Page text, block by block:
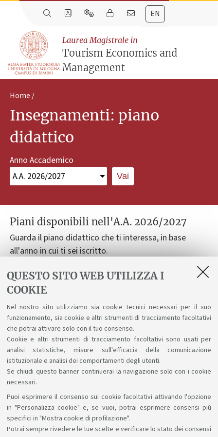
QUESTO SITO WEB UTILIZZA I
COOKIE
Nel nostro sito utilizziamo sia cookie tecnici necessari per il suo
funzionamento, sia cookie e altri strumenti di tracciamento facoltativi
che potrai attivare solo con il tuo consenso.
Cookie e altri strumenti di tracciamento facoltativi sono usati per
analisi statistiche, misure sull'efficacia della comunicazione
istituzionale e analisi dei comportamenti degli utenti.
Se chiudi questo banner continuerai la navigazione solo con i cookie
necessari.
Puoi esprimere il consenso sui cookie facoltativi attivando l'opzione
in "Personalizza cookie" e, se vuoi, potrai esprimere consensi più
specifici in "Mostra cookie di profilazione".
Potrai sempre rivedere le tue scelte e verificare lo stato dei consensi
EN
Laurea Magistrale in
Tourism Economics and
Management
Home
Insegnamenti: piano
didattico
Anno Accademico
Vai
Piani disponibili nell'A.A. 2026/2027
Guarda il piano didattico che ti interessa, in base
all'anno in cui ti sei iscritto.
Course structure diagrams for students enrolled a.y.
2026/27
Course structure diagrams for students enrolled a.y.
2025/26
Sosteniamo il diritto alla conoscenza
Seguici su: